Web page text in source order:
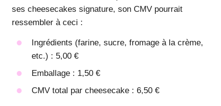
ses cheesecakes signature, son CMV pourrait
ressembler à ceci :
Ingrédients (farine, sucre, fromage à la crème,
etc.) : 5,00 €
Emballage : 1,50 €
CMV total par cheesecake : 6,50 €